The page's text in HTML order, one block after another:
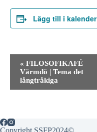
Lägg till i kalender
n
g
« FILOSOFIKAFÉ
Värmdö | Tema det
långtråkiga
Copyright SSFP2024©